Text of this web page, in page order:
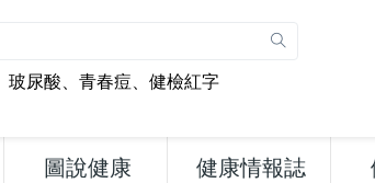
玻尿酸、 青春痘、 健檢紅字
圖說健康 健康情報誌